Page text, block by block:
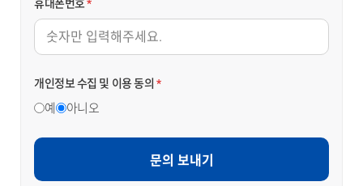
휴대폰번호*
개인정보 수집 및 이용 동의 *
예 아니오
문의 보내기